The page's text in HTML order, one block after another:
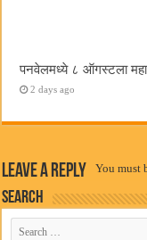
पनवेलमध्ये ८ ऑगस्टला
2 days ago
Leave a Reply You must
Search